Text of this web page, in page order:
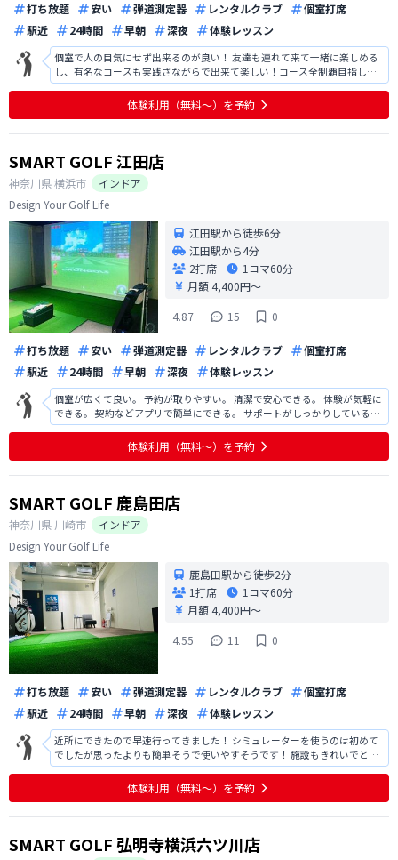
打ち放題 安い 弾道測定器 レンタルクラブ
個室打席
駅近
24時間 早朝 深夜 体験レッスン
個室で人の目気にせず出来るのが良い！ 友達も連れて来て一緒に楽しめる
し、有名なコースも実践さながらで出来て楽しい！コース全制覇目指しま
す💪
体験利用（無料〜）を予約
SMART GOLF 江田店
神奈川県横浜市
インドア
Design Your Golf Life
江田駅から徒歩6分
江田駅から4分
2打席
1コマ60分
月額 4,400円〜
4.87
15 0
打ち放題 安い 弾道測定器 レンタルクラブ
個室打席
駅近
24時間 早朝 深夜 体験レッスン
個室が広くて良い。 予約が取りやすい。 清潔で安心できる。 体験が気軽に
できる。 契約などアプリで簡単にできる。 サポートがしっかりしている。
ボール集めが手動で大変。 ティーの差し替えが大変。
体験利用（無料〜）を予約
SMART GOLF 鹿島田店
神奈川県 川崎市
インドア
Design Your Golf Life
鹿島田駅から徒歩2分
1打席
1コマ60分
月額 4,400円〜
4.55
11 0
打ち放題 安い 弾道測定器 レンタルクラブ
個室打席
駅近
24時間 早朝 深夜 体験レッスン
近所にできたので早速行ってきました！ シミュレーターを使うのは初めて
でしたが思ったよりも簡単そうで使いやすそうです！ 施設もきれいでとて
も快適です
体験利用（無料〜）を予約
SMART GOLF 弘明寺横浜六ツ川店